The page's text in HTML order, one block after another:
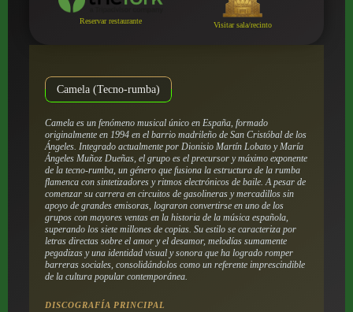
Reservar restaurante Visitar sala/recinto
Camela (Tecno-rumba)
Camela es un fenómeno musical único en España, formado
originalmente en 1994 en el barrio madrileño de San Cristóbal de los
Ángeles. Integrado actualmente por Dionisio Martín Lobato y María
Ángeles Muñoz Dueñas, el grupo es el precursor y máximo exponente
de la tecno-rumba, un género que fusiona la estructura de la rumba
flamenca con sintetizadores y ritmos electrónicos de baile. A pesar de
comenzar su carrera en circuitos de gasolineras y mercadillos sin
apoyo de grandes emisoras, lograron convertirse en uno de los
grupos con mayores ventas en la historia de la música española,
superando los siete millones de copias. Su estilo se caracteriza por
letras directas sobre el amor y el desamor, melodías sumamente
pegadizas y una identidad visual y sonora que ha logrado romper
barreras sociales, consolidándolos como un referente imprescindible
de la cultura popular contemporánea.
DISCOGRAFÍA PRINCIPAL